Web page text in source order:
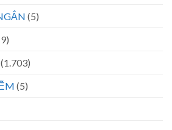
(5)
(1.703)
(5)